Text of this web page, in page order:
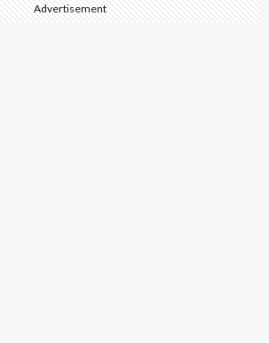
Advertisement